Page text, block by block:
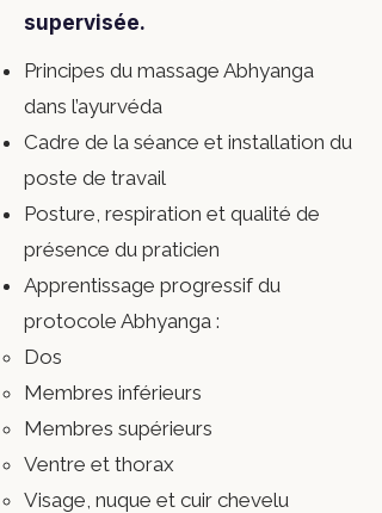
supervisée.
Principes du massage Abhyanga
dans l’ayurvéda
Cadre de la séance et installation du
poste de travail
Posture, respiration et qualité de
présence du praticien
Apprentissage progressif du
protocole Abhyanga :
Dos
Membres inférieurs
Membres supérieurs
Ventre et thorax
Visage, nuque et cuir chevelu